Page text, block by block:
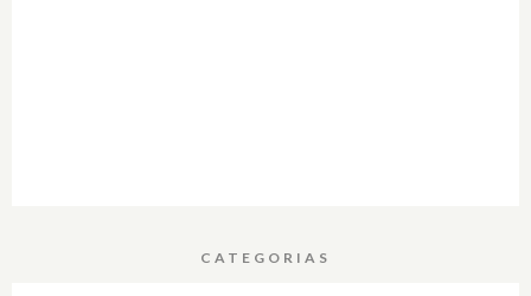
CATEGORIAS